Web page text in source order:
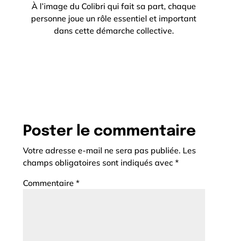
À l’image du Colibri qui fait sa part, chaque
personne joue un rôle essentiel et important
dans cette démarche collective.
Poster le commentaire
Votre adresse e-mail ne sera pas publiée. Les
champs obligatoires sont indiqués avec *
Commentaire *